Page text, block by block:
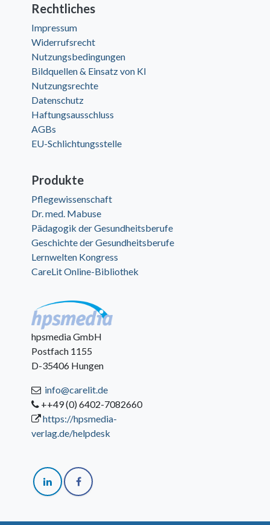
Rechtliches
Impressum
Widerrufsrecht
Nutzungsbedingungen
Bildquellen & Einsatz von KI
Nutzungsrechte
Datenschutz
Haftungsausschluss
AGBs
EU-Schlichtungsstelle
Produkte
Pflegewissenschaft
Dr. med. Mabuse
Pädagogik der Gesundheitsberufe
Geschichte der Gesundheitsberufe
Lernwelten Kongress
CareLit Online-Bibliothek
hpsmedia GmbH
Postfach 1155
D-35406 Hungen
info@carelit.de
++49 (0) 6402-7082660
https://hpsmedia-
verlag.de/helpdesk